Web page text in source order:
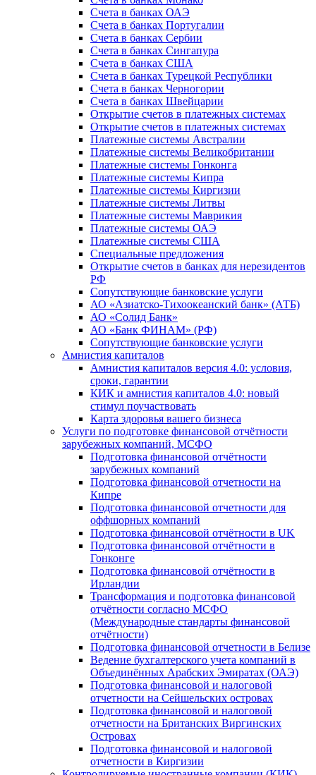
Счета в банках ОАЭ
Счета в банках Португалии
Счета в банках Сербии
Счета в банках Сингапура
Счета в банках США
Счета в банках Турецкой Республики
Счета в банках Черногории
Счета в банках Швейцарии
Открытие счетов в платежных системах
Открытие счетов в платежных системах
Платежные системы Австралии
Платежные системы Великобритании
Платежные системы Гонконга
Платежные системы Кипра
Платежные системы Киргизии
Платежные системы Литвы
Платежные системы Маврикия
Платежные системы ОАЭ
Платежные системы США
Специальные предложения
Открытие счетов в банках для нерезидентов
РФ
Сопутствующие банковские услуги
АО «Азиатско-Тихоокеанский банк» (АТБ)
АО «Солид Банк»
АО «Банк ФИНАМ» (РФ)
Сопутствующие банковские услуги
Амнистия капиталов
Амнистия капиталов версия 4.0: условия,
сроки, гарантии
КИК и амнистия капиталов 4.0: новый
стимул поучаствовать
Карта здоровья вашего бизнеса
Услуги по подготовке финансовой отчётности
зарубежных компаний, МСФО
Подготовка финансовой отчётности
зарубежных компаний
Подготовка финансовой отчетности на
Кипре
Подготовка финансовой отчетности для
оффшорных компаний
Подготовка финансовой отчётности в UK
Подготовка финансовой отчётности в
Гонконге
Подготовка финансовой отчётности в
Ирландии
Трансформация и подготовка финансовой
отчётности согласно МСФО
(Международные стандарты финансовой
отчётности)
Подготовка финансовой отчетности в Белизе
Ведение бухгалтерского учета компаний в
Объединённых Арабских Эмиратах (ОАЭ)
Подготовка финансовой и налоговой
отчетности на Сейшельских островах
Подготовка финансовой и налоговой
отчетности на Британских Виргинских
Островах
Подготовка финансовой и налоговой
отчетности в Киргизии